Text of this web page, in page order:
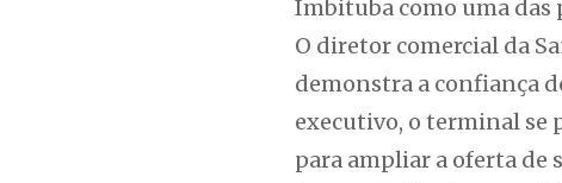
Imbituba como uma
O diretor comercial da
demonstra a confiança
executivo, o terminal se
para ampliar a oferta de